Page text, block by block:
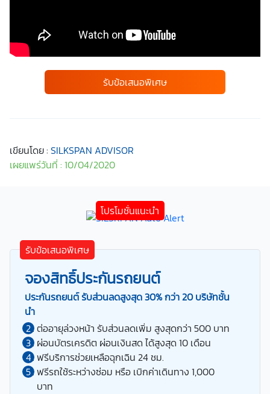
รับข้อเสนอพิเศษ
เขียนโดย : SILKSPAN ADVISOR
เผยแพร่วันที่ : 10/04/2020
รับข้อเสนอพิเศษ
จองสิทธิ์ประกันรถยนต์
ประกันรถยนต์ รับส่วนลดสูงสุด 30% กว่า 20 บริษัทชั้น
นำ
ต่ออายุล่วงหน้า รับส่วนลดเพิ่ม สูงสุดกว่า 500 บาท
ผ่อนบัตรเครดิต ผ่อนเงินสด ได้สูงสุด 10 เดือน
ฟรีบริการช่วยเหลือฉุกเฉิน 24 ชม.
ฟรีรถใช้ระหว่างซ่อม หรือ เบิกค่าเดินทาง 1,000
บาท